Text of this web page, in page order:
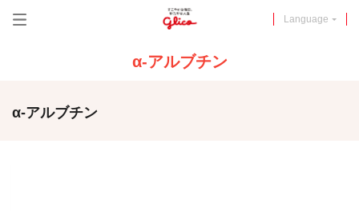
Language
α-アルブチン
α-アルブチン